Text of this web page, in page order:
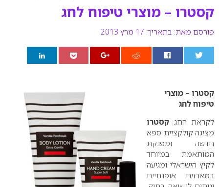
קסטרו – מוצרי טיפוח לחג
פורסם מאת: בתאריך: 17 מרץ 2013
קסטרו – מוצרי
טיפוח לחג
לקראת החג קסטרו
מציגה קולקציית ספא
חדשה ומפנקת
המותאמת במיוחד
לקיץ הישראלי ומגיעה
במארזים אופנתיים